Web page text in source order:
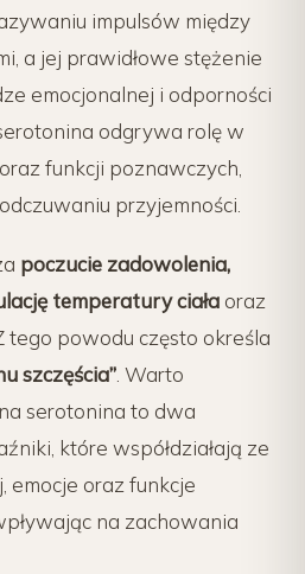
impulsów między
a jej prawidłowe stężenie
emocjonalnej i odporności
odgrywa rolę w
funkcji poznawczych,
przyjemności.
poczucie zadowolenia,
temperatury ciała oraz
tego powodu często określa
szczęścia” . Warto
serotonina to dwa
które współdziałają ze
emocje oraz funkcje
na zachowania